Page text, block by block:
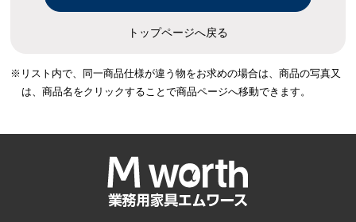
トップページへ戻る
※リスト内で、同一商品仕様が違う物をお求めの場合は、商品の写真又
は、商品名をクリックすることで商品ページへ移動できます。